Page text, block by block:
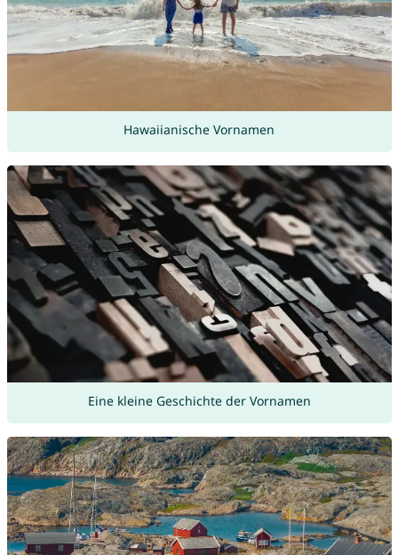
Hawaiianische Vornamen
Eine kleine Geschichte der Vornamen